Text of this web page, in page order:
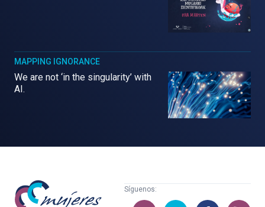
MAPPING IGNORANCE
We are not ‘in the singularity’ with
AI.
Mujeres
con
Síguenos: